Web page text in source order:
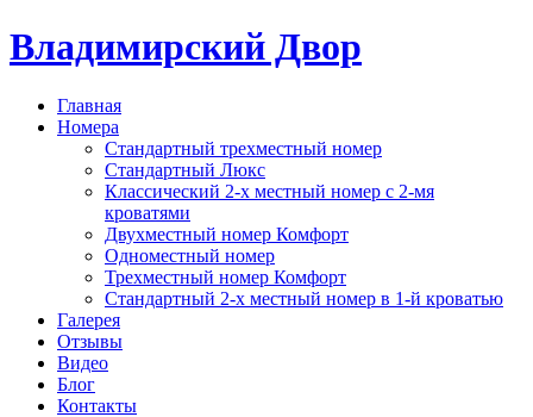
Владимирский Двор
Главная
Номера
Стандартный трехместный номер
Стандартный Люкс
Классический 2-х местный номер с 2-мя
кроватями
Двухместный номер Комфорт
Одноместный номер
Трехместный номер Комфорт
Стандартный 2-х местный номер в 1-й кроватью
Галерея
Отзывы
Видео
Блог
Контакты